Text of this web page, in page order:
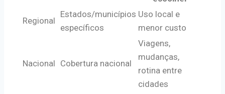
Regional
Estados/municípios
específicos
Uso local e
menor custo
Nacional Cobertura nacional
Viagens,
mudanças,
rotina entre
cidades